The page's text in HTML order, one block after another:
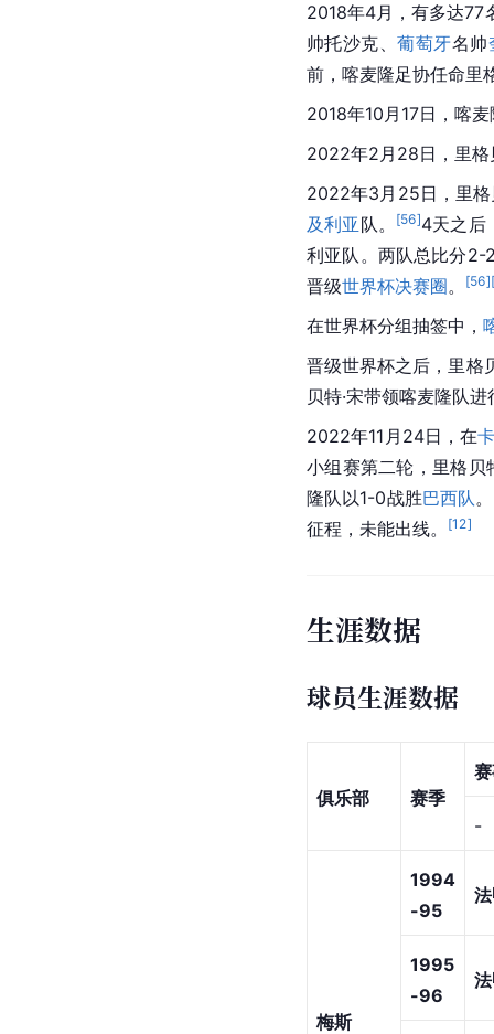
2018年4月，有多达77
帅托沙克、葡萄牙名帅
前，喀麦隆足协任命里
2018年10月17日，喀
2022年2月28日，里格
2022年3月25日，里格
及利亚 队。 [56]4天之后
利亚队。两队总比分2-
晋级世界杯决赛圈。 [56]
在世界杯分组抽签中，
晋级世界杯之后，里格
贝特·宋带领喀麦隆队
2022年11月24日，在
小组赛第二轮，里格贝
隆队以1-0战胜巴西队。
征程，未能出线。 [12]
生涯数据
球员生涯数据
俱乐部 赛季
-
梅斯
1994
-95
1995
-96